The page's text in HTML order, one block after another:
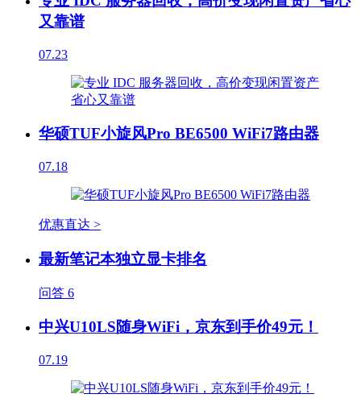
又靠谱
07.23
华硕TUF小旋风Pro BE6500 WiFi7路由器
07.18
优惠直达 >
最新笔记本独立显卡排名
问答 6
中兴U10LS随身WiFi，京东到手价49元！
07.19